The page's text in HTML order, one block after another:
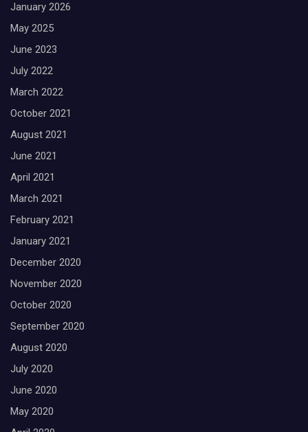
January 2026
May 2025
June 2023
July 2022
March 2022
October 2021
August 2021
June 2021
April 2021
March 2021
February 2021
January 2021
December 2020
November 2020
October 2020
September 2020
August 2020
July 2020
June 2020
May 2020